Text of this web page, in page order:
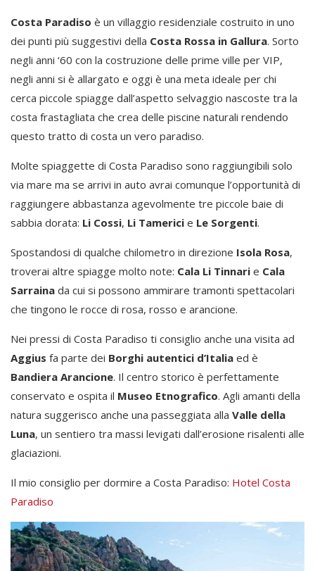
Costa Paradiso è un villaggio residenziale costruito in uno
dei punti più suggestivi della Costa Rossa in Gallura. Sorto
negli anni ‘60 con la costruzione delle prime ville per VIP,
negli anni si è allargato e oggi è una meta ideale per chi
cerca piccole spiagge dall’aspetto selvaggio nascoste tra la
costa frastagliata che crea delle piscine naturali rendendo
questo tratto di costa un vero paradiso.
Molte spiaggette di Costa Paradiso sono raggiungibili solo
via mare ma se arrivi in auto avrai comunque l’opportunità di
raggiungere abbastanza agevolmente tre piccole baie di
sabbia dorata: Li Cossi, Li Tamerici e Le Sorgenti.
Spostandosi di qualche chilometro in direzione Isola Rosa,
troverai altre spiagge molto note: Cala Li Tinnari e Cala
Sarraina da cui si possono ammirare tramonti spettacolari
che tingono le rocce di rosa, rosso e arancione.
Nei pressi di Costa Paradiso ti consiglio anche una visita ad
Aggius fa parte dei Borghi autentici d’Italia ed è
Bandiera Arancione. Il centro storico è perfettamente
conservato e ospita il Museo Etnografico. Agli amanti della
natura suggerisco anche una passeggiata alla Valle della
Luna, un sentiero tra massi levigati dall’erosione risalenti alle
glaciazioni.
Il mio consiglio per dormire a Costa Paradiso: Hotel Costa
Paradiso